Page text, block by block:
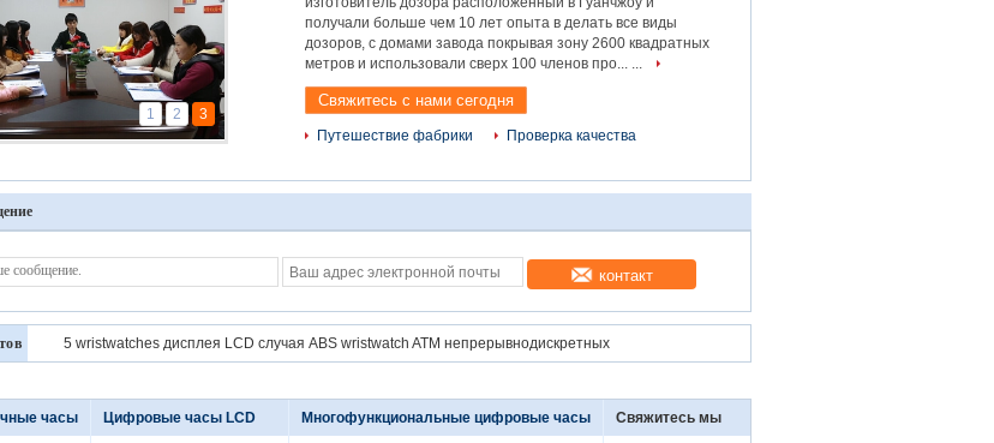
1 2 3
получали больше чем 10 лет опыта в делать все виды
дозоров, с домами завода покрывая зону 2600 квадратных
метров и использовали сверх 100 членов про... ...
Подробнее
Свяжитесь с нами сегодня
Путешествие фабрики Проверка качества
контакт
5 wristwatches дисплея LCD случая ABS wristwatch ATM непрерывнодискретных
часы Цифровые часы LCD Многофункциональные цифровые часы Свяжитесь мы